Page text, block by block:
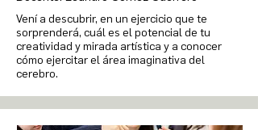
Vení a descubrir, en un ejercicio que te
sorprenderá, cuál es el potencial de tu
creatividad y mirada artística y a conocer
cómo ejercitar el área imaginativa del
cerebro.